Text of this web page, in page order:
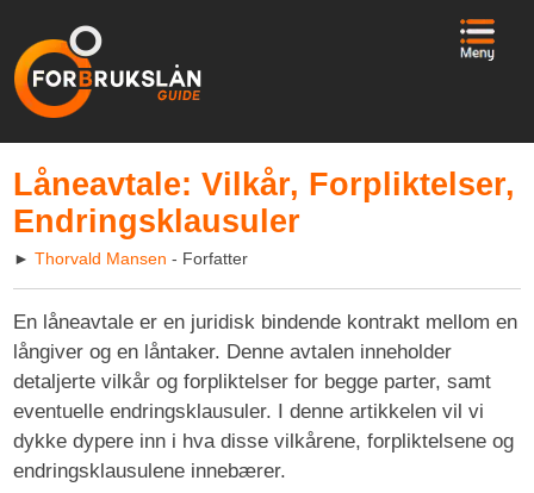
Låneavtale: Vilkår, Forpliktelser,
Endringsklausuler
►Thorvald Mansen - Forfatter
En låneavtale er en juridisk bindende kontrakt mellom en
långiver og en låntaker. Denne avtalen inneholder
detaljerte vilkår og forpliktelser for begge parter, samt
eventuelle endringsklausuler. I denne artikkelen vil vi
dykke dypere inn i hva disse vilkårene, forpliktelsene og
endringsklausulene innebærer.